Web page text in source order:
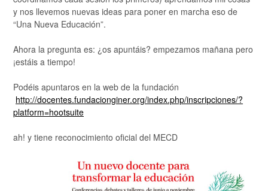
y nos llevemos nuevas ideas para poner en marcha eso de
“Una Nueva Educación”.
Ahora la pregunta es: ¿os apuntáis? empezamos mañana pero
¡estáis a tiempo!
Podéis apuntaros en la web de la fundación
http://docentes.fundacionginer.org/index.php/inscripciones/?
platform=hootsuite
ah! y tiene reconocimiento oficial del MECD